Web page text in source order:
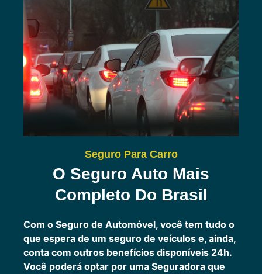
Seguro Para Carro
O Seguro Auto Mais
Completo Do Brasil
Com o Seguro de Automóvel, você tem tudo o
que espera de um seguro de veículos e, ainda,
conta com outros benefícios disponíveis 24h.
Você poderá optar por uma Seguradora que